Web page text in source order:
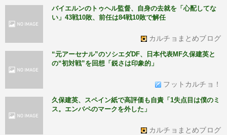
バイエルンのトゥヘル監督、自身の去就を「心配してな
い」43戦10敗、前任は84戦10敗で解任
カルチョまとめブログ
“元アーセナル”のソシエダDF、日本代表MF久保建英と
の“初対戦”を回想「鋭さは印象的」
フットカルチョ！
久保建英、スペイン紙で高評価も自責「1失点目は僕のミ
ス。エンバペのマークを外した」
カルチョまとめブログ